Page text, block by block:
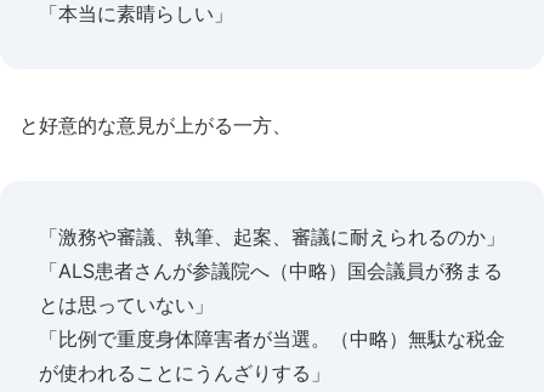
「本当に素晴らしい」
と好意的な意見が上がる一方、
「激務や審議、執筆、起案、審議に耐えられるのか」
「ALS患者さんが参議院へ（中略）国会議員が務まる
とは思っていない」
「比例で重度身体障害者が当選。（中略）無駄な税金
が使われることにうんざりする」